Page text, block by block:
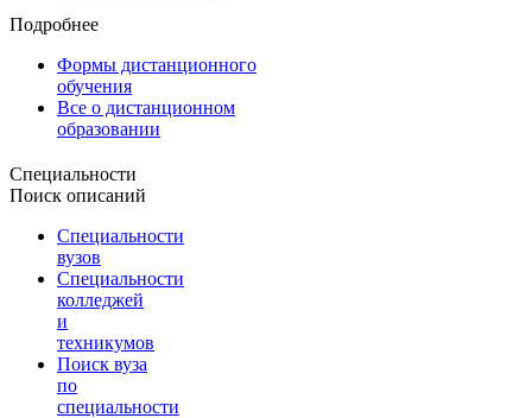
Подробнее
Формы дистанционного
обучения
Все о дистанционном
образовании
Специальности
Поиск описаний
Специальности
вузов
Специальности
колледжей
и
техникумов
Поиск вуза
по
специальности